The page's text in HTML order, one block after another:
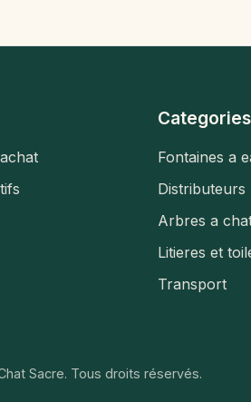
Fontaines a
Distributeurs
Arbres a
Litieres et
Transport
Sacre. Tous droits réservés.